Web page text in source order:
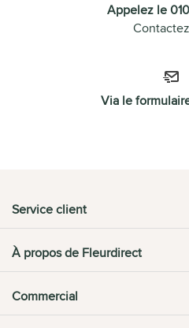
Appelez le
Via le
Service client
À propos de Fleurdirect
Commercial